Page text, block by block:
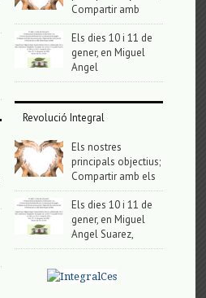
Compartir amb
Els dies 10 i 11 de
gener, en Miguel
Angel
Revolució Integral
Els nostres
principals objectius;
Compartir amb els
Els dies 10 i 11 de
gener, en Miguel
Angel Suarez,